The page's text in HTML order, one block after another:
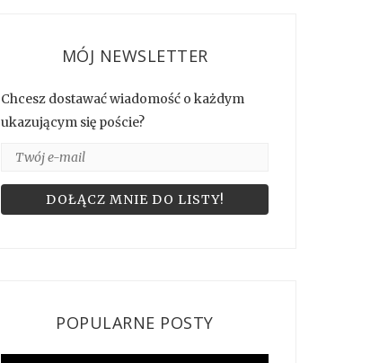
MÓJ NEWSLETTER
Chcesz dostawać wiadomość o każdym
ukazującym się poście?
POPULARNE POSTY